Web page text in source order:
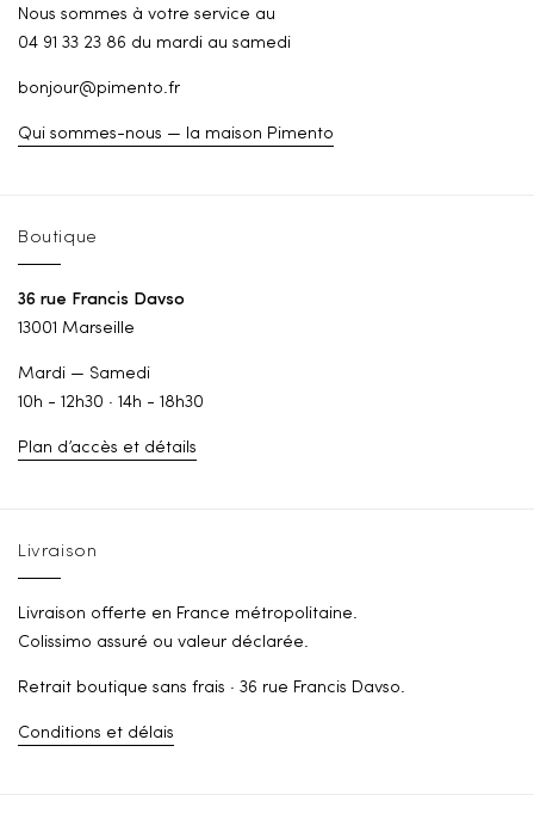
Nous sommes à votre service au
04 91 33 23 86 du mardi au samedi
bonjour@pimento.fr
Qui sommes-nous — la maison Pimento
Boutique
36 rue Francis Davso
13001 Marseille
Mardi — Samedi
10h - 12h30 · 14h - 18h30
Plan d’accès et détails
Livraison
Livraison offerte en France métropolitaine.
Colissimo assuré ou valeur déclarée.
Retrait boutique sans frais · 36 rue Francis Davso.
Conditions et délais